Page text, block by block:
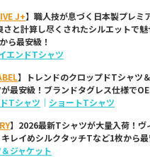
J+】職人技が息づく日本製プレミ
さと計算し尽くされたシルエットで魅
ら最安級！
エンドTシャツ
】トレンドのクロップドTシャツ
最安級！ブランドタグレス仕様で
Tシャツ ｜ ショートTシャツ
】2026最新Tシャツが大量入荷！ヴ
レイめシルクタッチTなど1枚から最
ジャケット